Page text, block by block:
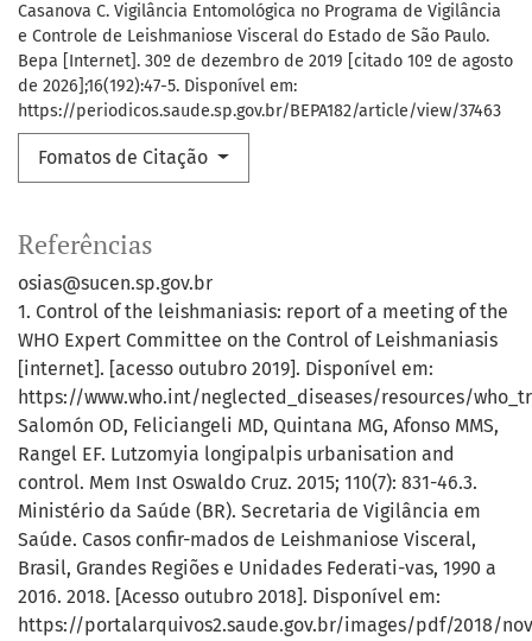
Casanova C. Vigilância Entomológica no Programa de Vigilância
e Controle de Leishmaniose Visceral do Estado de São Paulo.
Bepa [Internet]. 30º de dezembro de 2019 [citado 10º de agosto
de 2026];16(192):47-5. Disponível em:
https://periodicos.saude.sp.gov.br/BEPA182/article/view/37463
Fomatos de Citação
Referências
osias@sucen.sp.gov.br
1. Control of the leishmaniasis: report of a meeting of the
WHO Expert Committee on the Control of Leishmaniasis
[internet]. [acesso outubro 2019]. Disponível em:
https://www.who.int/neglected_diseases/resources/
Salomón OD, Feliciangeli MD, Quintana MG, Afonso MMS,
Rangel EF. Lutzomyia longipalpis urbanisation and
control. Mem Inst Oswaldo Cruz. 2015; 110(7): 831-46.3.
Ministério da Saúde (BR). Secretaria de Vigilância em
Saúde. Casos confir-mados de Leishmaniose Visceral,
Brasil, Grandes Regiões e Unidades Federati-vas, 1990 a
2016. 2018. [Acesso outubro 2018]. Disponível em:
https://portalarquivos2.saude.gov.br/images/pdf/2018/